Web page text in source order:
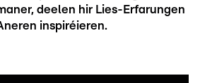
deelen hir Lies-Erfarungen
inspiréieren.